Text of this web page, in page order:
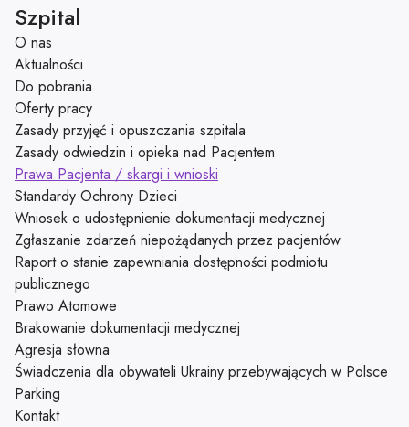
Szpital
O nas
Aktualności
Do pobrania
Oferty pracy
Zasady przyjęć i opuszczania szpitala
Zasady odwiedzin i opieka nad Pacjentem
Prawa Pacjenta / skargi i wnioski
Standardy Ochrony Dzieci
Wniosek o udostępnienie dokumentacji medycznej
Zgłaszanie zdarzeń niepożądanych przez pacjentów
Raport o stanie zapewniania dostępności podmiotu
publicznego
Prawo Atomowe
Brakowanie dokumentacji medycznej
Agresja słowna
Świadczenia dla obywateli Ukrainy przebywających w Polsce
Parking
Kontakt